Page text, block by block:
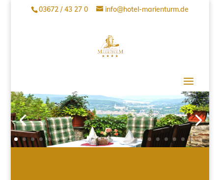
03672 / 43 27 0 info@hotel-marienturm.de